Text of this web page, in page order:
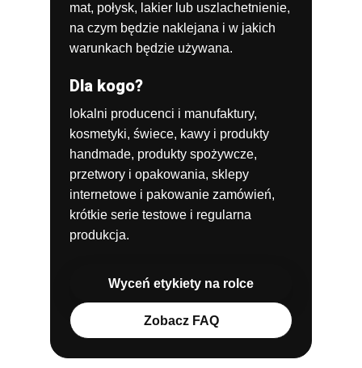
mat, połysk, lakier lub uszlachetnienie,
na czym będzie naklejana i w jakich
warunkach będzie używana.
Dla kogo?
lokalni producenci i manufaktury,
kosmetyki, świece, kawy i produkty
handmade, produkty spożywcze,
przetwory i opakowania, sklepy
internetowe i pakowanie zamówień,
krótkie serie testowe i regularna
produkcja.
Wyceń etykiety na rolce
Zobacz FAQ